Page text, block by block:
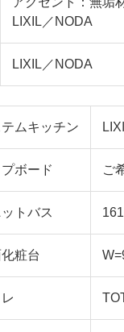
LIXIL／NODA
LIXIL／NODA
テムキッチン
ボード ご
トバス
粧台